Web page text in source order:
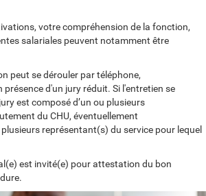
votre compréhension de la fonction,
salariales peuvent notamment être
peut se dérouler par téléphone,
d'un jury réduit. Si l'entretien se
est composé d’un ou plusieurs
du CHU, éventuellement
représentant(s) du service pour lequel
est invité(e) pour attestation du bon